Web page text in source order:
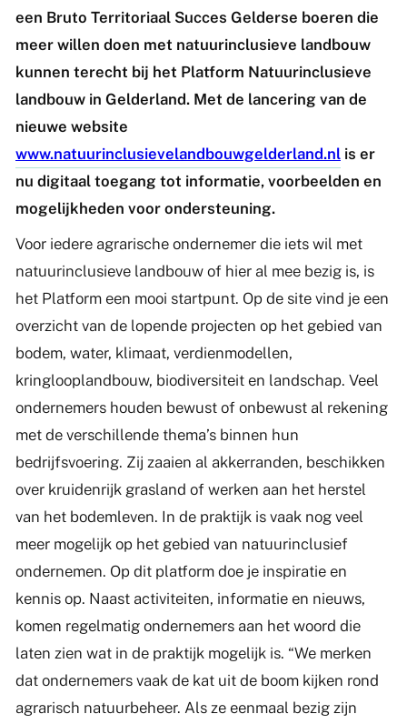
een Bruto Territoriaal Succes Gelderse boeren die
meer willen doen met natuurinclusieve landbouw
kunnen terecht bij het Platform Natuurinclusieve
landbouw in Gelderland. Met de lancering van de
nieuwe website
www.natuurinclusievelandbouwgelderland.nlis er
nu digitaal toegang tot informatie, voorbeelden en
mogelijkheden voor ondersteuning.
Voor iedere agrarische ondernemer die iets wil met
natuurinclusieve landbouw of hier al mee bezig is, is
het Platform een mooi startpunt. Op de site vind je een
overzicht van de lopende projecten op het gebied van
bodem, water, klimaat, verdienmodellen,
kringlooplandbouw, biodiversiteit en landschap. Veel
ondernemers houden bewust of onbewust al rekening
met de verschillende thema’s binnen hun
bedrijfsvoering. Zij zaaien al akkerranden, beschikken
over kruidenrijk grasland of werken aan het herstel
van het bodemleven. In de praktijk is vaak nog veel
meer mogelijk op het gebied van natuurinclusief
ondernemen. Op dit platform doe je inspiratie en
kennis op. Naast activiteiten, informatie en nieuws,
komen regelmatig ondernemers aan het woord die
laten zien wat in de praktijk mogelijk is. “We merken
dat ondernemers vaak de kat uit de boom kijken rond
agrarisch natuurbeheer. Als ze eenmaal bezig zijn